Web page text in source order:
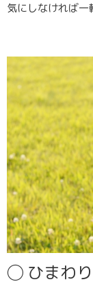
気にしなければ一
◯ ひまわり